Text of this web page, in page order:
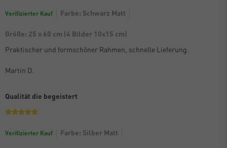
Verifizierter Kauf Farbe: Schwarz Matt
Größe: 25 x 60 cm (4 Bilder 10x15 cm)
Praktischer und formschöner Rahmen, schnelle Lieferung.
Martin D.
Qualität die begeistert
Verifizierter Kauf Farbe: Silber Matt